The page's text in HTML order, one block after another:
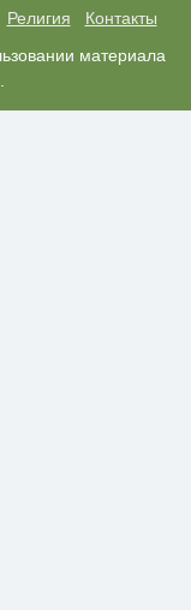
Религия
Контакты
материала
i